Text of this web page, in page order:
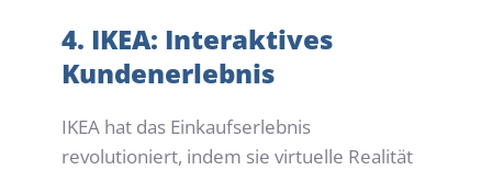
4. IKEA: Interaktives
Kundenerlebnis
IKEA hat das Einkaufserlebnis
revolutioniert, indem sie virtuelle Realität